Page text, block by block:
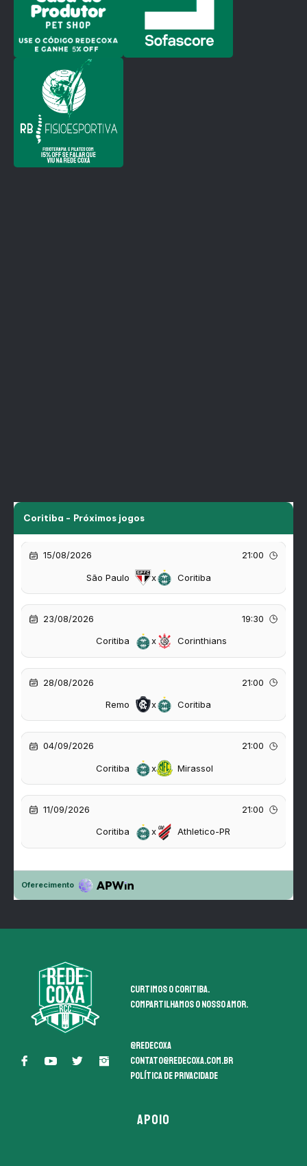
Curtimos o coritiba.
Compartilhamos o nosso amor.
@redecoxa
contato@redecoxa.com.br
Política de Privacidade
APOIO